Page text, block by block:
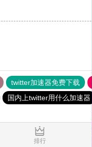
twitter加速器免费下载
国内上twitter用什么加速器
排行